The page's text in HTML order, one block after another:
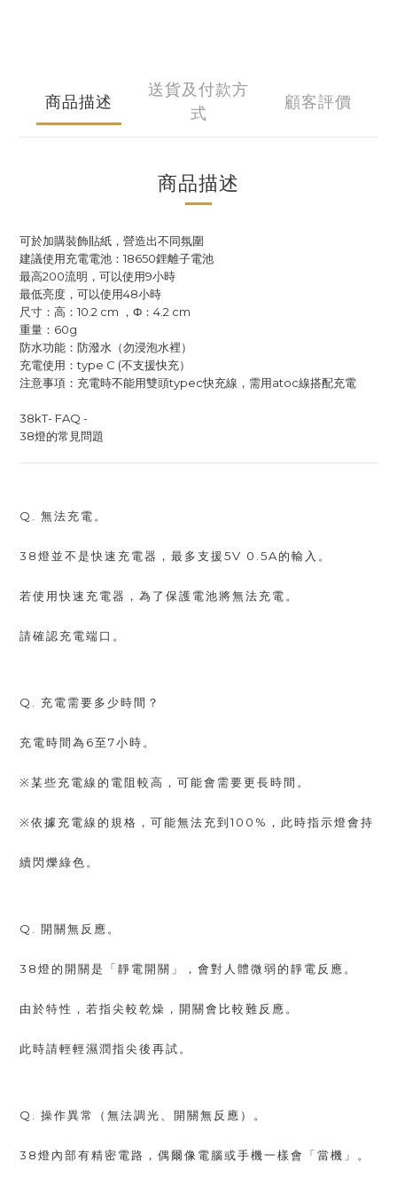
商品描述
送貨及付款方
式
顧客評價
商品描述
可於加購裝飾貼紙，營造出不同氛圍
建議使用充電電池：18650鋰離子電池
最高200流明，可以使用9小時
最低亮度，可以使用48小時
尺寸：高：10.2 cm ，Φ：4.2 cm
重量：60g
防水功能：防潑水（勿浸泡水裡）
充電使用：type C (不支援快充）
注意事項：充電時不能用雙頭typec快充線，需用atoc線搭配充電
38kT- FAQ -
38燈的常見問題
Q. 無法充電。
38燈並不是快速充電器，最多支援5V 0.5A的輸入。
若使用快速充電器，為了保護電池將無法充電。
請確認充電端口。
Q. 充電需要多少時間？
充電時間為6至7小時。
※某些充電線的電阻較高，可能會需要更長時間。
※依據充電線的規格，可能無法充到100%，此時指示燈會持
續閃爍綠色。
Q. 開關無反應。
38燈的開關是「靜電開關」，會對人體微弱的靜電反應。
由於特性，若指尖較乾燥，開關會比較難反應。
此時請輕輕濕潤指尖後再試。
Q. 操作異常（無法調光、開關無反應）。
38燈內部有精密電路，偶爾像電腦或手機一樣會「當機」。